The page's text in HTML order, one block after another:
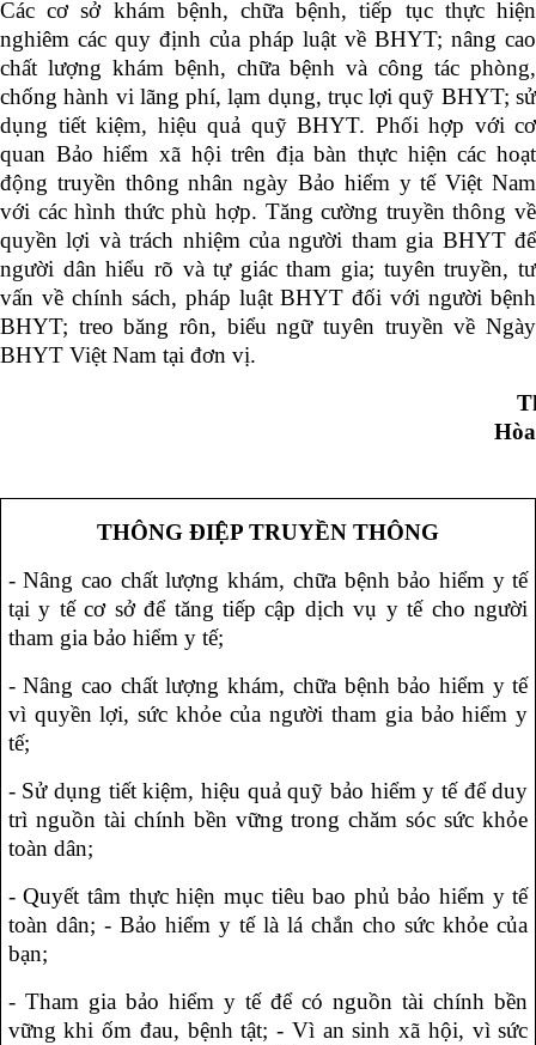
Các cơ sở khám bệnh, chữa bệnh, tiếp tục thực hiện
nghiêm các quy định của pháp luật về BHYT; nâng cao
chất lượng khám bệnh, chữa bệnh và công tác phòng,
chống hành vi lãng phí, lạm dụng, trục lợi quỹ BHYT; sử
dụng tiết kiệm, hiệu quả quỹ BHYT. Phối hợp với cơ
quan Bảo hiểm xã hội trên địa bàn thực hiện các hoạt
động truyền thông nhân ngày Bảo hiểm y tế Việt Nam
với các hình thức phù hợp. Tăng cường truyền thông về
quyền lợi và trách nhiệm của người tham gia BHYT để
người dân hiểu rõ và tự giác tham gia; tuyên truyền, tư
vấn về chính sách, pháp luật BHYT đối với người bệnh
BHYT; treo băng rôn, biểu ngữ tuyên truyền về Ngày
BHYT Việt Nam tại đơn vị.
Hòa
THÔNG ĐIỆP TRUYỀN THÔNG
- Nâng cao chất lượng khám, chữa bệnh bảo hiểm y tế
tại y tế cơ sở để tăng tiếp cập dịch vụ y tế cho người
tham gia bảo hiểm y tế;
- Nâng cao chất lượng khám, chữa bệnh bảo hiểm y tế
vì quyền lợi, sức khỏe của người tham gia bảo hiểm y
tế;
- Sử dụng tiết kiệm, hiệu quả quỹ bảo hiểm y tế để duy
trì nguồn tài chính bền vững trong chăm sóc sức khỏe
toàn dân;
- Quyết tâm thực hiện mục tiêu bao phủ bảo hiểm y tế
toàn dân; - Bảo hiểm y tế là lá chắn cho sức khỏe của
bạn;
- Tham gia bảo hiểm y tế để có nguồn tài chính bền
vững khi ốm đau, bệnh tật; - Vì an sinh xã hội, vì sức